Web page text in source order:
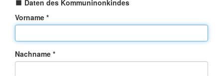
Daten des Kommuninonkindes
Vorname *
Nachname *